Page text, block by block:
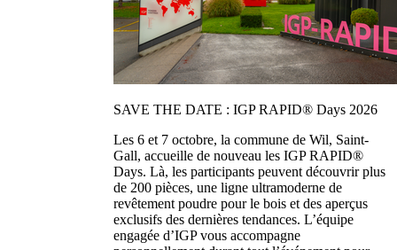
SAVE THE DATE : IGP RAPID® Days 2026
Les 6 et 7 octobre, la commune de Wil, Saint-
Gall, accueille de nouveau les IGP RAPID®
Days. Là, les participants peuvent découvrir plus
de 200 pièces, une ligne ultramoderne de
revêtement poudre pour le bois et des aperçus
exclusifs des dernières tendances. L’équipe
engagée d’IGP vous accompagne